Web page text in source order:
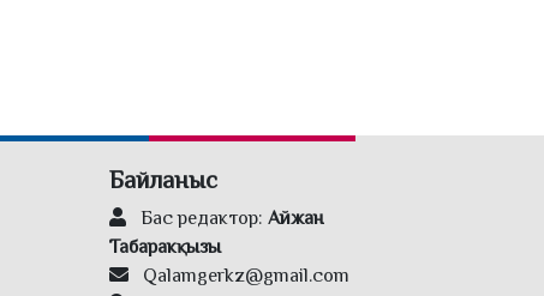
Байланыс
Бас редактор: Айжан
Табаракқызы
Qalamgerkz@gmail.com